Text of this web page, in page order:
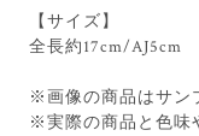
【サイズ】
全長約17cm/AJ5cm
※画像の商品はサン
※実際の商品と色味